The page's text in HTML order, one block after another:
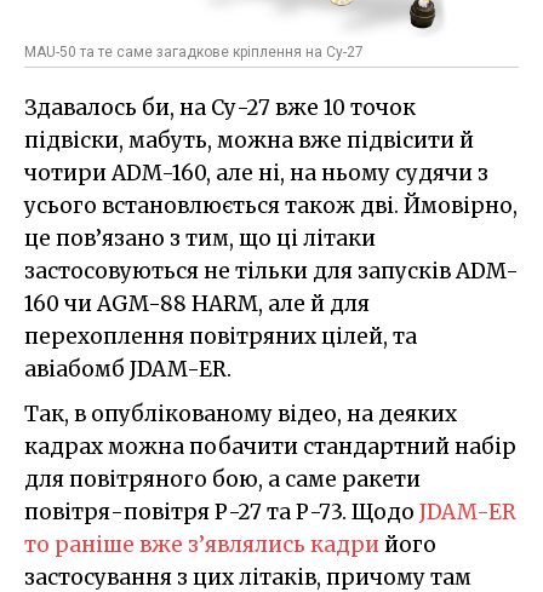
MAU-50 та те саме загадкове кріплення на Су-27
Здавалось би, на Су-27 вже 10 точок
підвіски, мабуть, можна вже підвісити й
чотири ADM-160, але ні, на ньому судячи з
усього встановлюється також дві. Ймовірно,
це пов’язано з тим, що ці літаки
застосовуються не тільки для запусків ADM-
160 чи AGM-88 HARM, але й для
перехоплення повітряних цілей, та
авіабомб JDAM-ER.
Так, в опублікованому відео, на деяких
кадрах можна побачити стандартний набір
для повітряного бою, а саме ракети
повітря-повітря Р-27 та Р-73. Щодо JDAM-ER
то раніше вже з’являлись кадрийого
застосування з цих літаків, причому там